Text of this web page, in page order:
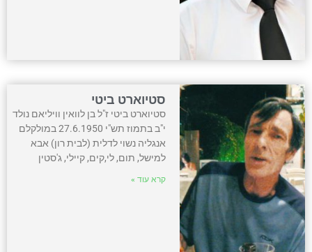
סטיוארט ביטי
סטיוארט ביטי ז"ל בן לוואין וויליאם נולד
י"ב בתמוז תש"י 27.6.1950 במולקלם
אנגליה נשוי לדלית (לבית רון) אבא
למישל, תום, לי,קים, קיילי, ג'סטין
קרא עוד »